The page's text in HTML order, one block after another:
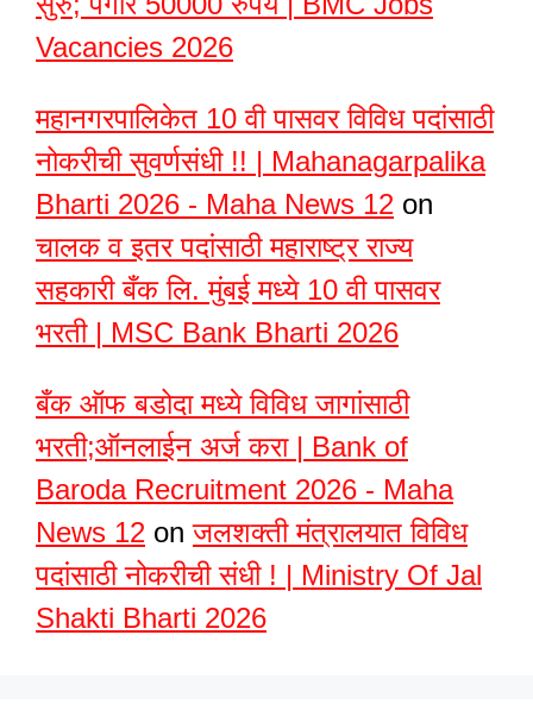
Vacancies 2026
महानगरपालिकेत 10 वी पासवर विविध पदांसाठी
नोकरीची सुवर्णसंधी !! | Mahanagarpalika
Bharti 2026 - Maha News 12 on
चालक व इतर पदांसाठी महाराष्ट्र राज्य
सहकारी बँक लि. मुंबई मध्ये 10 वी पासवर
भरती | MSC Bank Bharti 2026
बँक ऑफ बडोदा मध्ये विविध जागांसाठी
भरती;ऑनलाईन अर्ज करा | Bank of
Baroda Recruitment 2026 - Maha
News 12 onजलशक्ती मंत्रालयात विविध
पदांसाठी नोकरीची संधी ! | Ministry Of Jal
Shakti Bharti 2026